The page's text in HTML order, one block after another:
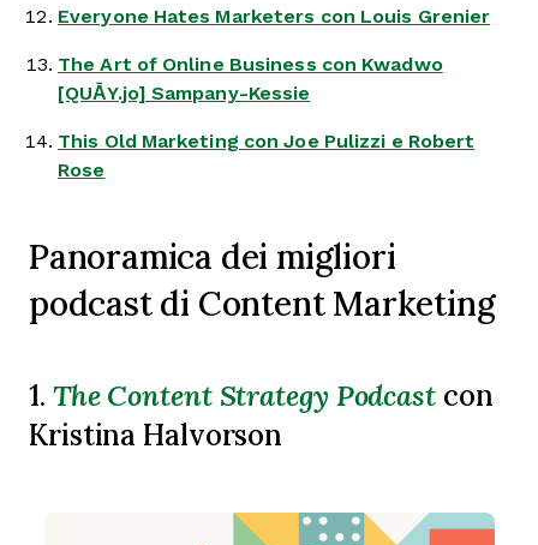
Everyone Hates Marketers con Louis Grenier
The Art of Online Business con Kwadwo
[QUĀY.jo] Sampany-Kessie
This Old Marketing con Joe Pulizzi e Robert
Rose
Panoramica dei migliori
podcast di Content Marketing
1. The Content Strategy Podcastcon
Kristina Halvorson